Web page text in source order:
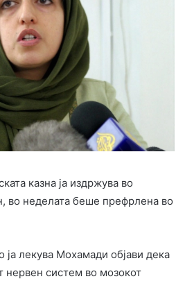
казна ја издржува во
во неделата беше префрлена во
лекува Мохамади објави дека
нервен систем во мозокот